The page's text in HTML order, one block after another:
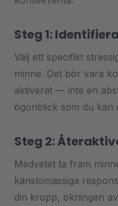
Steg 1:
Välj ett specifikt
minne. Det bör vara
aktiverat — inte en
ögonblick som du kan
Steg 2:
Medvetet ta fram
känslomässiga
din kropp, ökningen